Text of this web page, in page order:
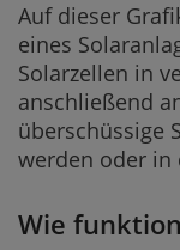
Auf dieser
eines
Solarzellen in
anschließend
überschüssige
werden oder in
Wie